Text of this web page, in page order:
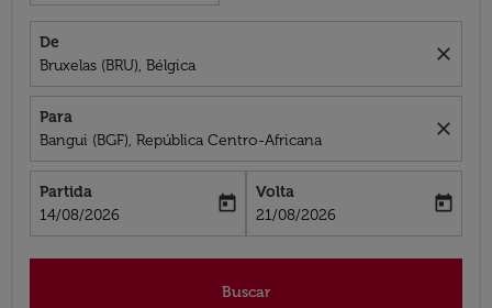
De
Bruxelas (BRU), Bélgica
close
Para
Bangui (BGF), República Centro-Africana
close
Partida
fc-booking-departure-date-aria-label
14/08/2026
today
Volta
fc-booking-return-date-aria-label
21/08/2026
today
Buscar